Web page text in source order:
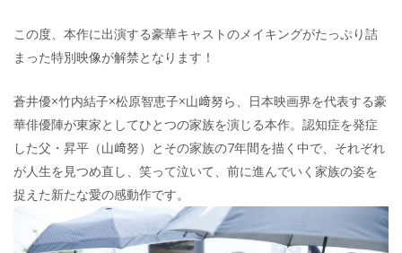
この度、本作に出演する豪華キャストのメイキングがたっぷり詰
まった特別映像が解禁となります！
蒼井優×竹内結子×松原智恵子×山﨑努ら、日本映画界を代表する豪
華俳優陣が東家としてひとつの家族を演じる本作。認知症を発症
した父・昇平（山﨑努）とその家族の7年間を描く中で、それぞれ
が人生を見つめ直し、笑って泣いて、前に進んでいく家族の姿を
捉えた新たな愛の感動作です。